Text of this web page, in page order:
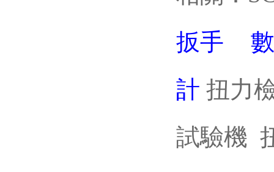
扳手
計 扭力
試驗機